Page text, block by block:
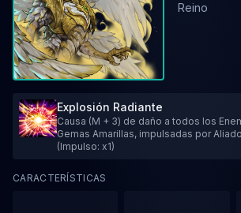
Reino
Explosión Radiante
Causa (M + 3) de daño a todos los
Gemas Amarillas, impulsadas por
(Impulso: x1)
CARACTERÍSTICAS